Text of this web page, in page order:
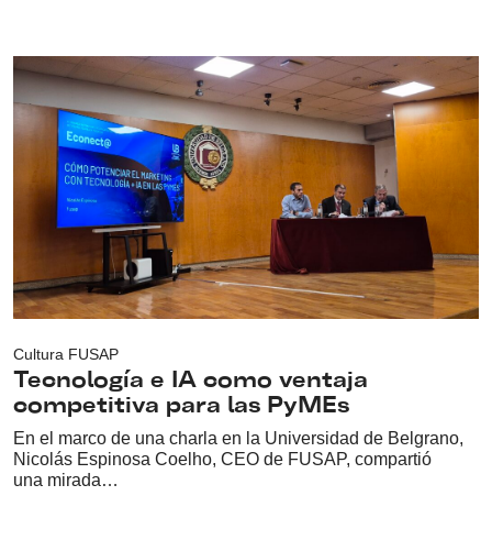
Cultura FUSAP
Tecnología e IA como ventaja
competitiva para las PyMEs
En el marco de una charla en la Universidad de Belgrano,
Nicolás Espinosa Coelho, CEO de FUSAP, compartió
una mirada…